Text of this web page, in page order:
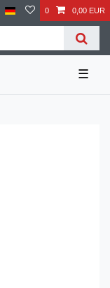
0 0,00 EUR
☰